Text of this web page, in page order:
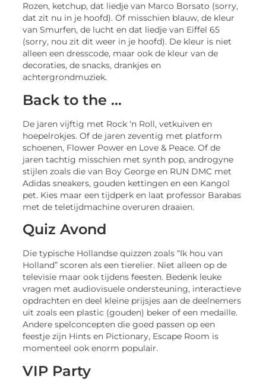
Rozen, ketchup, dat liedje van Marco Borsato (sorry,
dat zit nu in je hoofd). Of misschien blauw, de kleur
van Smurfen, de lucht en dat liedje van Eiffel 65
(sorry, nou zit dit weer in je hoofd). De kleur is niet
alleen een dresscode, maar ook de kleur van de
decoraties, de snacks, drankjes en
achtergrondmuziek.
Back to the …
De jaren vijftig met Rock ‘n Roll, vetkuiven en
hoepelrokjes. Of de jaren zeventig met platform
schoenen, Flower Power en Love & Peace. Of de
jaren tachtig misschien met synth pop, androgyne
stijlen zoals die van Boy George en RUN DMC met
Adidas sneakers, gouden kettingen en een Kangol
pet. Kies maar een tijdperk en laat professor Barabas
met de teletijdmachine overuren draaien.
Quiz Avond
Die typische Hollandse quizzen zoals “Ik hou van
Holland” scoren als een tierelier. Niet alleen op de
televisie maar ook tijdens feesten. Bedenk leuke
vragen met audiovisuele ondersteuning, interactieve
opdrachten en deel kleine prijsjes aan de deelnemers
uit zoals een plastic (gouden) beker of een medaille.
Andere spelconcepten die goed passen op een
feestje zijn Hints en Pictionary, Escape Room is
momenteel ook enorm populair.
VIP Party